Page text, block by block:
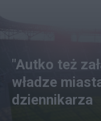
"Autko też
władze
dziennikarza